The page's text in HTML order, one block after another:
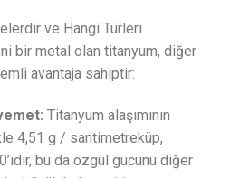
ve Hangi Türleri
bir metal olan titanyum, diğer
avantaja sahiptir:
Titanyum alaşımının
4,51 g / santimetreküp,
bu da özgül gücünü diğer